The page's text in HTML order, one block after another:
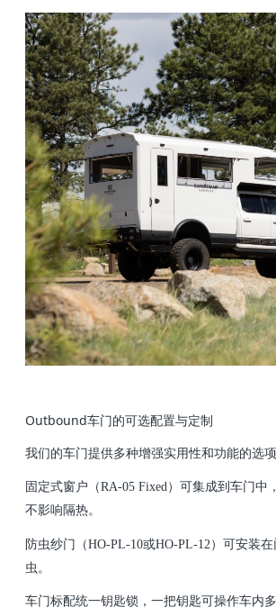
Outbound车门的可选配置与定制
我们的车门提供多种增强实用性和功能的选项
固定式窗户（RA-05 Fixed）可集成到车门中
不影响隔热。
防虫纱门（HO-PL-10或HO-PL-12）可安装
虫。
车门标配统一钥匙锁，一把钥匙可操作车内